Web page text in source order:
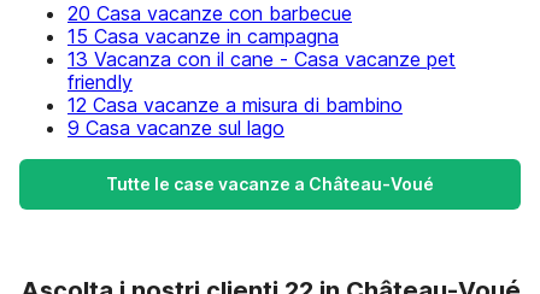
20 Casa vacanze con barbecue
15 Casa vacanze in campagna
13 Vacanza con il cane - Casa vacanze pet
friendly
12 Casa vacanze a misura di bambino
9 Casa vacanze sul lago
Tutte le case vacanze a Château-Voué